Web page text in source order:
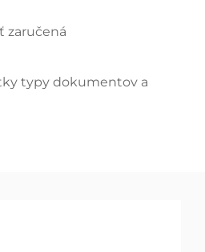
zaručená
typy dokumentov a